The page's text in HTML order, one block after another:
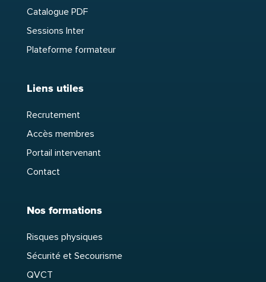
Catalogue PDF
Sessions Inter
Plateforme formateur
Liens utiles
Recrutement
Accès membres
Portail intervenant
Contact
Nos formations
Risques physiques
Sécurité et Secourisme
QVCT